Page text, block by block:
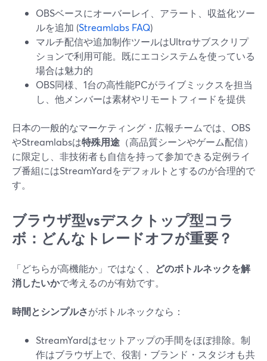
OBSベースにオーバーレイ、アラート、収益化ツー
ルを追加 (Streamlabs FAQ)
マルチ配信や追加制作ツールはUltraサブスクリプ
ションで利用可能。既にエコシステムを使っている
場合は魅力的
OBS同様、1台の高性能PCがライブミックスを担当
し、他メンバーは素材やリモートフィードを提供
日本の一般的なマーケティング・広報チームでは、OBS
やStreamlabsは特殊用途 （高品質シーンやゲーム配信）
に限定し、非技術者も自信を持って参加できる定例ライ
ブ番組にはStreamYardをデフォルトとするのが合理的で
す。
ブラウザ型vsデスクトップ型コラ
ボ：どんなトレードオフが重要？
「どちらが高機能か」ではなく、 どのボトルネックを解
消したいかで考えるのが有効です。
時間とシンプルさがボトルネックなら：
StreamYardはセットアップの手間をほぼ排除。制
作はブラウザ上で、役割・ブランド・スタジオも共